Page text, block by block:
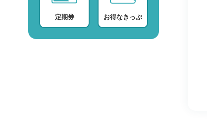
定期券 お得なきっぷ